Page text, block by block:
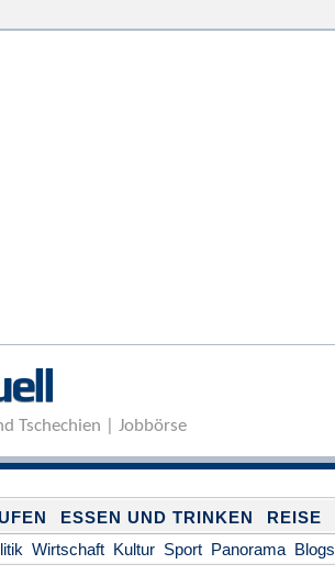
Tschechien | Jobbörse
ESSEN UND TRINKEN REISE
Wirtschaft Kultur Sport Panorama Blogs